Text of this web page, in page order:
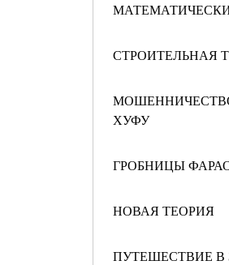
СТРОИТЕЛЬНАЯ
ХУФУ
ГРОБНИЦЫ
НОВАЯ ТЕОРИЯ
ПУТЕШЕСТВИЕ В